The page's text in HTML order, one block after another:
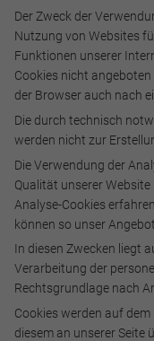
Der Zweck der
Nutzung von Websites
Funktionen unserer
Cookies nicht
der Browser auch nach
Die durch technisch
werden nicht zur
Die Verwendung der
Qualität unserer
Analyse-Cookies
können so unser
In diesen Zwecken liegt
Verarbeitung der
Rechtsgrundlage nach
Cookies werden auf
diesem an unserer Seite